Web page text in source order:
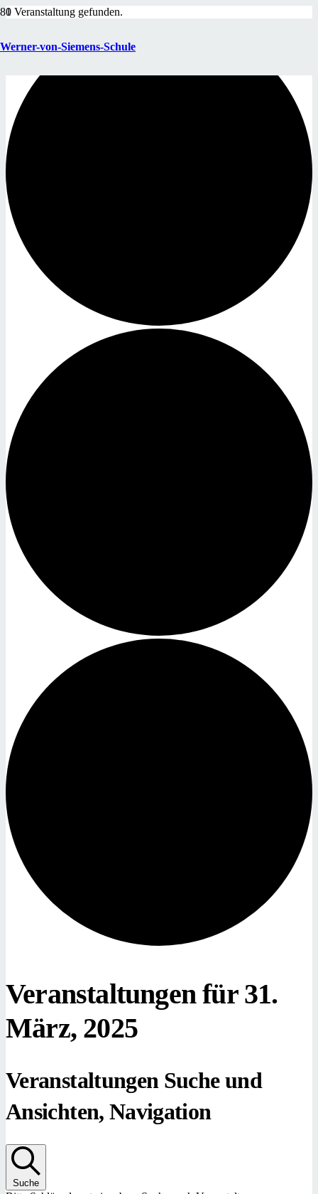
Werner-von-Siemens-Schule
1 Veranstaltung gefunden.
Veranstaltungen für 31.
März, 2025
Veranstaltungen Suche und
Ansichten, Navigation
Suche